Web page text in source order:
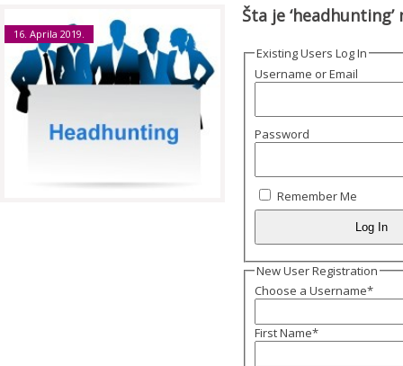
16. Aprila 2019.
Šta je ‘headhunting’
Existing Users Log In
Username or Email
Password
Remember Me
New User Registration
Choose a Username*
First Name*